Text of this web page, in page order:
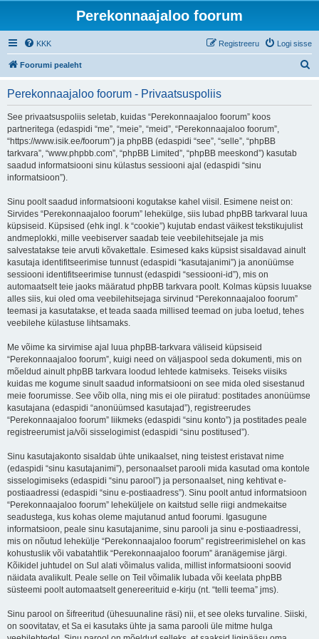
Perekonnaajaloo foorum
KKK Logi sisse
Registreeru
Foorumi pealeht
Perekonnaajaloo foorum - Privaatsuspoliis
See privaatsuspoliis seletab, kuidas “Perekonnaajaloo foorum” koos
partneritega (edaspidi “me”, “meie”, “meid”, “Perekonnaajaloo foorum”,
“https://www.isik.ee/foorum”) ja phpBB (edaspidi “see”, “selle”, “phpBB
tarkvara”, “www.phpbb.com”, “phpBB Limited”, “phpBB meeskond”) kasutab
saadud informatsiooni sinu külastus sessiooni ajal (edaspidi “sinu
informatsioon”).
Sinu poolt saadud informatsiooni kogutakse kahel viisil. Esimene neist on:
Sirvides “Perekonnaajaloo foorum” lehekülge, siis lubad phpBB tarkvaral luua
küpsiseid. Küpsised (ehk ingl. k “cookie”) kujutab endast väikest tekstikujulist
andmeplokki, mille veebiserver saadab teie veebilehitsejale ja mis
salvestatakse teie arvuti kõvakettale. Esimesed kaks küpsist sisaldavad ainult
kasutaja identifitseerimise tunnust (edaspidi “kasutajanimi”) ja anonüümse
sessiooni identifitseerimise tunnust (edaspidi “sessiooni-id”), mis on
automaatselt teie jaoks määratud phpBB tarkvara poolt. Kolmas küpsis luuakse
alles siis, kui oled oma veebilehitsejaga sirvinud “Perekonnaajaloo foorum”
teemasi ja kasutatakse, et teada saada millised teemad on juba loetud, tehes
veebilehe külastuse lihtsamaks.
Me võime ka sirvimise ajal luua phpBB-tarkvara väliseid küpsiseid
“Perekonnaajaloo foorum”, kuigi need on väljaspool seda dokumenti, mis on
mõeldud ainult phpBB tarkvara loodud lehtede katmiseks. Teiseks viisiks
kuidas me kogume sinult saadud informatsiooni on see mida oled sisestanud
meie foorumisse. See võib olla, ning mis ei ole piiratud: postitades anonüümse
kasutajana (edaspidi “anonüümsed kasutajad”), registreerudes
“Perekonnaajaloo foorum” liikmeks (edaspidi “sinu konto”) ja postitades peale
registreerumist ja/või sisselogimist (edaspidi “sinu postitused”).
Sinu kasutajakonto sisaldab ühte unikaalset, ning teistest eristavat nime
(edaspidi “sinu kasutajanimi”), personaalset parooli mida kasutad oma kontole
sisselogimiseks (edaspidi “sinu parool”) ja personaalset, ning kehtivat e-
postiaadressi (edaspidi “sinu e-postiaadress”). Sinu poolt antud informatsioon
“Perekonnaajaloo foorum” leheküljele on kaitstud selle riigi andmekaitse
seadustega, kus kohas oleme majutanud antud foorumi. Igasugune
informatsioon, peale sinu kasutajanime, sinu parooli ja sinu e-postiaadressi,
mis on nõutud lehekülje “Perekonnaajaloo foorum” registreerimislehel on kas
kohustuslik või vabatahtlik “Perekonnaajaloo foorum” äranägemise järgi.
Kõikidel juhtudel on Sul alati võimalus valida, millist informatsiooni soovid
näidata avalikult. Peale selle on Teil võimalik lubada või keelata phpBB
süsteemi poolt automaatselt genereerituid e-kirju (nt. “telli teema” jms).
Sinu parool on šifreeritud (ühesuunaline räsi) nii, et see oleks turvaline. Siiski,
on soovitatav, et Sa ei kasutaks ühte ja sama parooli üle mitme hulga